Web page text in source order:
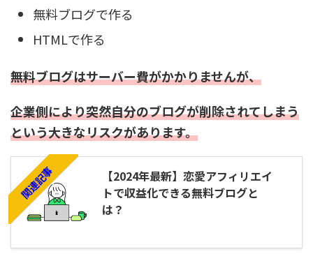
無料ブログで作る
HTMLで作る
無料ブログはサーバー費がかかりませんが、
企業側により突然自分のブログが削除されてしまう
という大きなリスクがあります。
関連記事
【2024年最新】恋愛アフィリエイ
トで収益化できる無料ブログと
は？